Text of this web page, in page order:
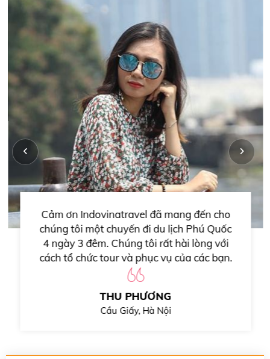
Cảm ơn Indovinatravel đã mang đến cho
chúng tôi một chuyến đi du lịch Phú Quốc
4 ngày 3 đêm. Chúng tôi rất hài lòng với
cách tổ chức tour và phục vụ của các bạn.
Hướng dẫn viên Chiến rất nhiệt tình với
không khí gần gũi và an tâm. Hẹn gặp lại
công ty với lần hợp tác tiếp sau.
THU PHƯƠNG
Cầu Giấy, Hà Nội